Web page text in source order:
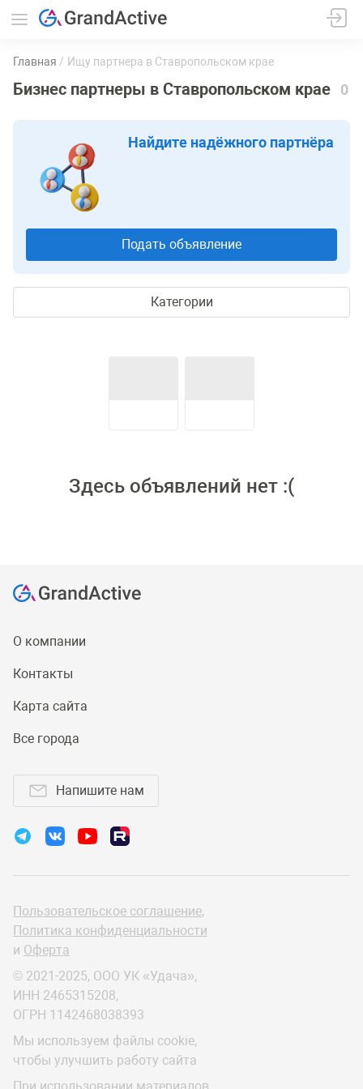
Главная Ищу партнера в Ставропольском крае
Бизнес партнеры в Ставропольском крае 0
Найдите надёжного партнёра
Подать объявление
Категории
Здесь объявлений нет :(
О компании
Контакты
Карта сайта
Все города
Напишите нам
Пользовательское соглашение,
Политика конфиденциальности
и Оферта
© 2021-2025, ООО УК «Удача»,
ИНН 2465315208,
ОГРН 1142468038393
Мы используем файлы cookie,
чтобы улучшить работу сайта